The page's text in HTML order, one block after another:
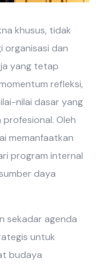
khusus, tidak
organisasi dan
yang tetap
refleksi,
nilai dasar yang
Oleh
memanfaatkan
program internal
daya
sekadar agenda
untuk
budaya